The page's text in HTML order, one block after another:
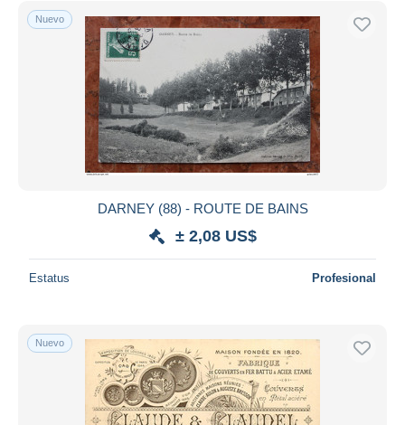
Nuevo
DARNEY (88) - ROUTE DE BAINS
± 2,08 US$
Estatus Profesional
Nuevo